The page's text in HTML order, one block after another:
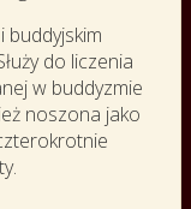
buddyjskim
do liczenia
w buddyzmie
noszona jako